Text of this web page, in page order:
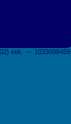
sek. –– 1033098459